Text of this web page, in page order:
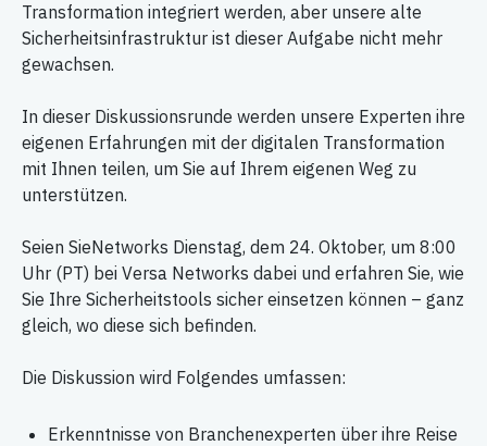
Transformation integriert werden, aber unsere alte
Sicherheitsinfrastruktur ist dieser Aufgabe nicht mehr
gewachsen.
In dieser Diskussionsrunde werden unsere Experten ihre
eigenen Erfahrungen mit der digitalen Transformation
mit Ihnen teilen, um Sie auf Ihrem eigenen Weg zu
unterstützen.
Seien SieNetworks Dienstag, dem 24. Oktober, um 8:00
Uhr (PT) bei Versa Networks dabei und erfahren Sie, wie
Sie Ihre Sicherheitstools sicher einsetzen können – ganz
gleich, wo diese sich befinden.
Die Diskussion wird Folgendes umfassen:
Erkenntnisse von Branchenexperten über ihre Reise